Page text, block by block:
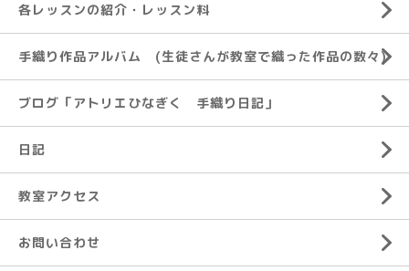
各レッスンの紹介・レッスン料
手織り作品アルバム (生徒さんが教室で織った作品の数々)
ブログ「アトリエひなぎく 手織り日記」
日記
教室アクセス
お問い合わせ